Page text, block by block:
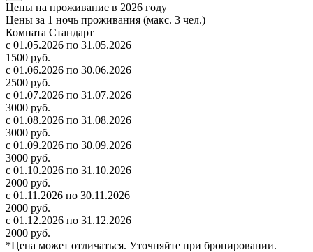
Цены на проживание в 2026 году
Цены за 1 ночь проживания (макс. 3 чел.)
Комната Стандарт
с 01.05.2026 по 31.05.2026
1500 руб.
с 01.06.2026 по 30.06.2026
2500 руб.
с 01.07.2026 по 31.07.2026
3000 руб.
с 01.08.2026 по 31.08.2026
3000 руб.
с 01.09.2026 по 30.09.2026
3000 руб.
с 01.10.2026 по 31.10.2026
2000 руб.
с 01.11.2026 по 30.11.2026
2000 руб.
с 01.12.2026 по 31.12.2026
2000 руб.
*Цена может отличаться. Уточняйте при бронировании.